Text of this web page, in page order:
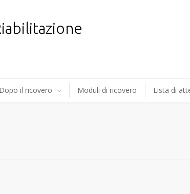
Dopo il ricovero Moduli di ricovero Lista di